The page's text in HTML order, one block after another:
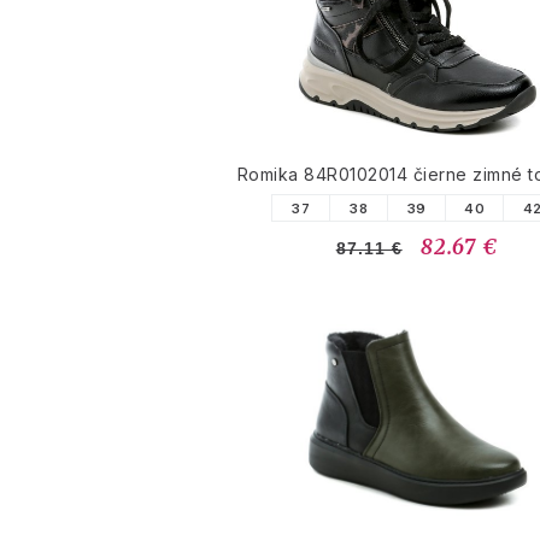
Romika 84R0102014 čierne zimné
37 38 39 40 42
87.11 € 82.67 €